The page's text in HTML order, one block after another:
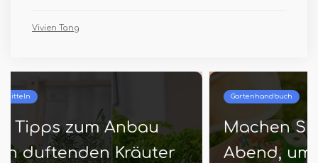
Vivien Tang
Gartenhandbuch
Machen Sie diese 10 Dinge am
Abend, um einen besten Garten